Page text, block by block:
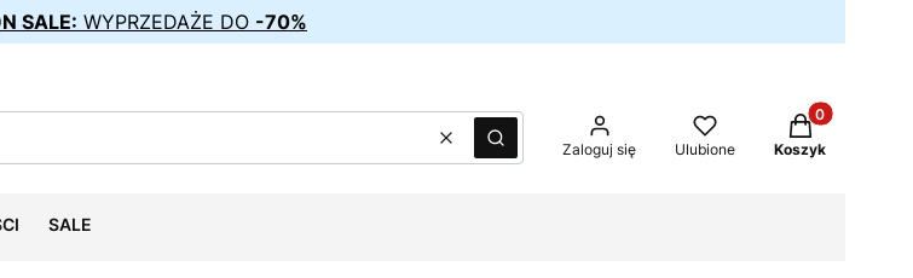
SALE: WYPRZEDAŻE DO -70%
WyczyśćSzukaj Zaloguj się Ulubione
Produkty w
Koszyk
SALE